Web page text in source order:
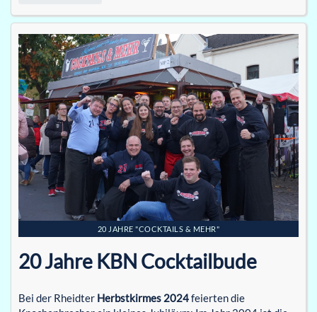
20 JAHRE "COCKTAILS & MEHR"
20 Jahre KBN Cocktailbude
Bei der Rheidter Herbstkirmes 2024feierten die